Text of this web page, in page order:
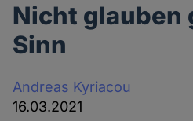
Nicht glauben
Sinn
Andreas Kyriacou
16.03.2021